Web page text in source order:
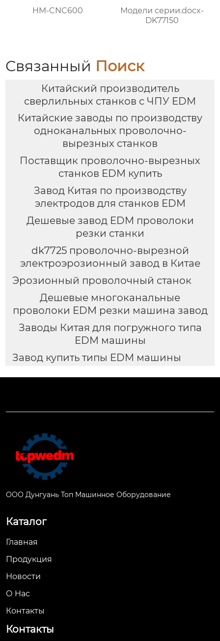
HM-CNC600
Модели серии.docx-
DK77150
Связанный Поиск
Китайский производитель
сверлильных станков с ЧПУ EDM
Китайские заводы по производству
одноканальных проволочно-
вырезных станков
Поставщик проволочно-вырезных
станков EDM купить
Завод Китая по производству
электродов для станков EDM
Дешевые завод EDM проволоки
резки станки
dk7725 проволочно-вырезной
электроэрозионный завод в Китае
Эрозионный проволочный станок
Дешевые многоканальные
проволоки EDM резки машина завод
Заводы Китая для погружного типа
EDM машины
Завод купить типы EDM машины
ООО Дунгуань Топ Машинное Оборудование
Каталог
Главная
Продукция
Новости
О Hас
Контакты
Контакты